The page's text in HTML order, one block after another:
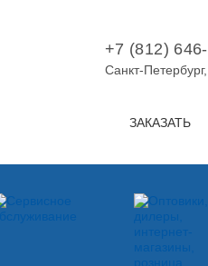
+7 (812)
Санкт-Петербург,
ЗАКАЗАТЬ